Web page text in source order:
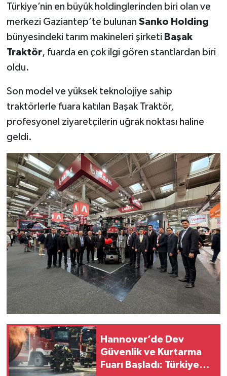
Türkiye’nin en büyük holdinglerinden biri olan ve
merkezi Gaziantep’te bulunan Sanko Holding
bünyesindeki tarım makineleri şirketi Başak
Traktör, fuarda en çok ilgi gören stantlardan biri
oldu.
Son model ve yüksek teknolojiye sahip
traktörlerle fuara katılan Başak Traktör,
profesyonel ziyaretçilerin uğrak noktası haline
geldi.
Hannover’de Dev
Güvenlik ve Kurtarma
Fuarı Başladı: Türkiye